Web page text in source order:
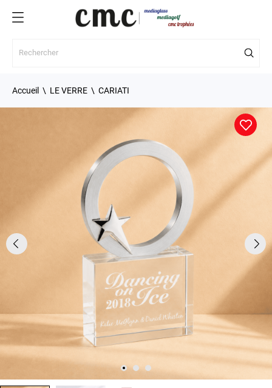
Accueil LE VERRE CARIATI